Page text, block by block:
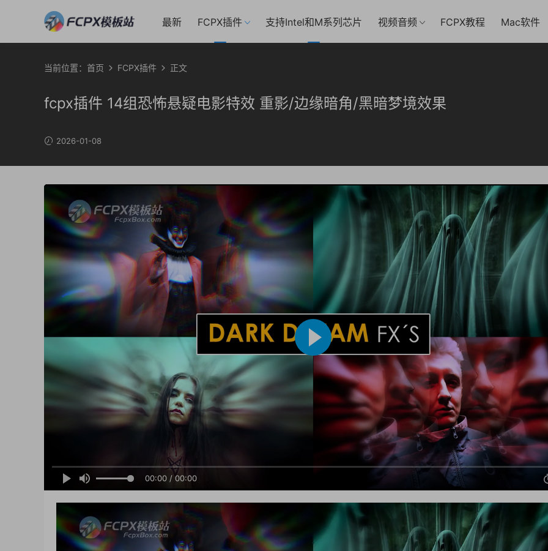
最新 FCPX插件 支持Intel和M系列芯片 视频音频 FCPX教程 Mac软件
当前位置： 首页 FCPX插件 正文
fcpx插件 14组恐怖悬疑电影特效 重影/边缘暗角/黑暗梦境效果
2026-01-08
00:00 / 00:00